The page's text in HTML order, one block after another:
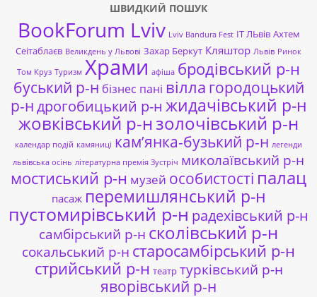
ШВИДКИЙ ПОШУК
BookForum Lviv Lviv Bandura Fest ІТ ЛЬвів Ахтем
Сеітаблаєв Великдень у Львові Захар Беркут Кляштор Львів Ринок
Том Круз Туризм Храми афіша бродівський р-н
буський р-н бізнес пані вілла городоцький
р-ндрогобицький р-н жидачівський р-н
жовківський р-нзолочівський р-н
календар подій камяниці кам’янка-бузький р-н легенди
львівська осінь літературна премія Зустріч миколаївський р-н
мостиський р-н музей особистості палац
пасаж перемишлянський р-н
пустомирівський р-н радехівський р-н
самбірський р-н сколівський р-н
сокальський р-н старосамбірський р-н
стрийський р-н театр турківський р-н
яворівський р-н